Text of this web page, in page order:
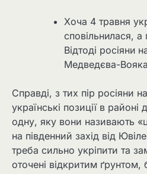
Хоча 4 травня
сповільнилася, а
Відтоді росіяни
Медведєва-Вояка
Справді, з тих пір росіяни
українські позиції в районі
одну, яку вони називають
на південний захід від
треба сильно укріпити та
оточені відкритим ґрунтом,